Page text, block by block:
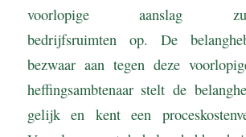
voorlopige aanslag
bedrijfsruimten op. De
bezwaar aan tegen deze
heffingsambtenaar stelt de
gelijk en kent een